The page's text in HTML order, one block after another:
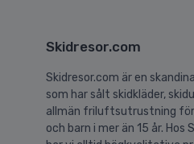
Skidresor.com
Skidresor.com är en
som har sålt skidkläder,
allmän friluftsutrustning för
och barn i mer än 15 år. Hos